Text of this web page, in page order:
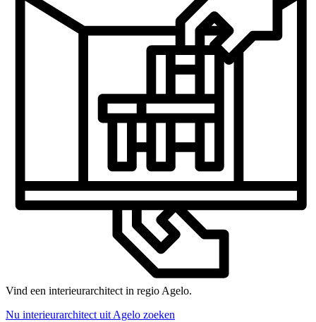
Vind een interieurarchitect in regio Agelo.
Nu interieurarchitect uit Agelo zoeken